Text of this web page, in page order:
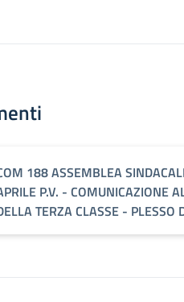
188 ASSEMBLEA
P.V. - COMUNICAZIONE
TERZA CLASSE -